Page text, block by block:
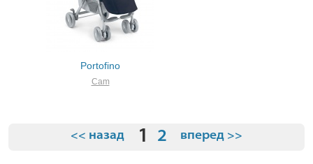
Portofino
Cam
<< назад 1 2 вперед >>